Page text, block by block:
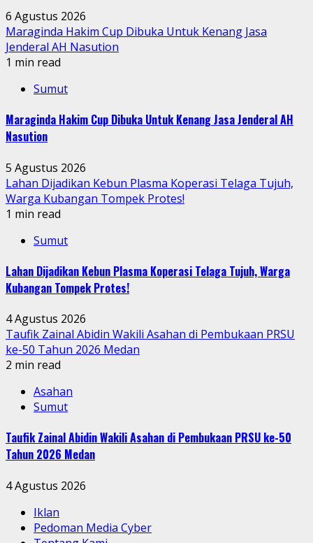
6 Agustus 2026
Maraginda Hakim Cup Dibuka Untuk Kenang Jasa
Jenderal AH Nasution
1 min read
Sumut
Maraginda Hakim Cup Dibuka Untuk Kenang Jasa Jenderal AH
Nasution
5 Agustus 2026
Lahan Dijadikan Kebun Plasma Koperasi Telaga Tujuh,
Warga Kubangan Tompek Protes!
1 min read
Sumut
Lahan Dijadikan Kebun Plasma Koperasi Telaga Tujuh, Warga
Kubangan Tompek Protes!
4 Agustus 2026
Taufik Zainal Abidin Wakili Asahan di Pembukaan PRSU
ke-50 Tahun 2026 Medan
2 min read
Asahan
Sumut
Taufik Zainal Abidin Wakili Asahan di Pembukaan PRSU ke-50
Tahun 2026 Medan
4 Agustus 2026
Iklan
Pedoman Media Cyber